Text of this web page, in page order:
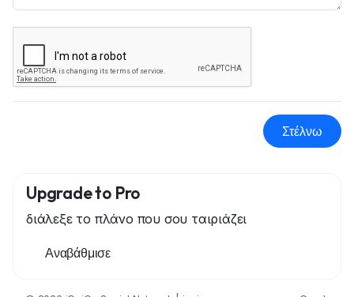
Στέλνω
Upgrade to Pro
διάλεξε το πλάνο που σου ταιριάζει
Αναβάθμισε